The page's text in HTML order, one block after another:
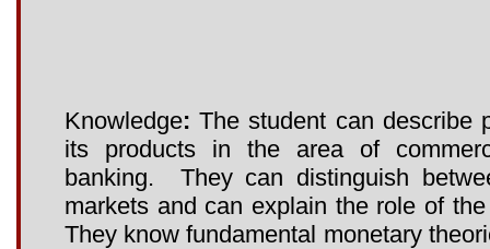
Knowledge: The student can describe
its products in the area of
banking. They can distinguish
markets and can explain the role of
They know fundamental monetary